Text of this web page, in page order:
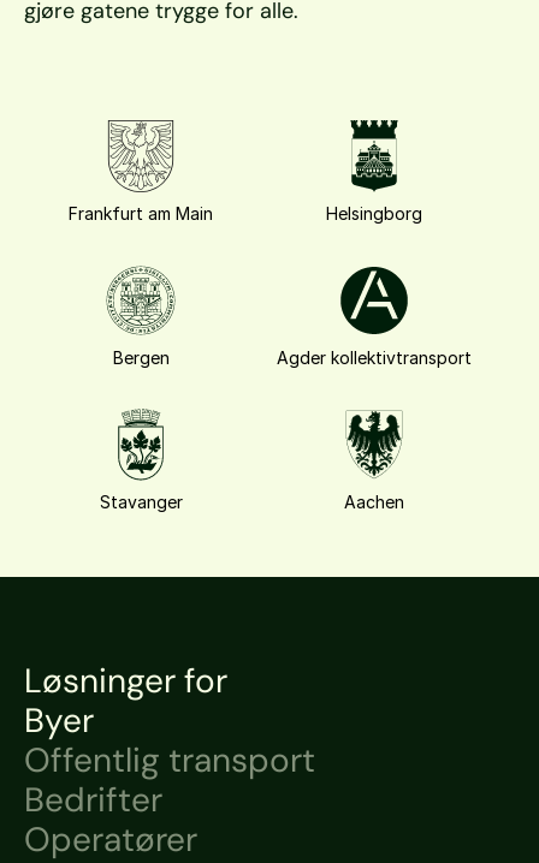
gjøre gatene trygge for alle.
Frankfurt am Main Helsingborg
Bergen Agder kollektivtransport
Stavanger Aachen
Løsninger for
Byer
Offentlig transport
Bedrifter
Operatører